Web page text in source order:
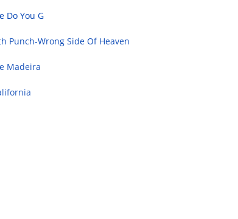
Do You G
Punch-Wrong Side Of Heaven
Madeira